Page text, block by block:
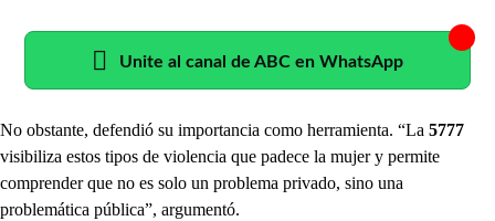
Unite al canal de ABC en WhatsApp
No obstante, defendió su importancia como herramienta. “La 5777
visibiliza estos tipos de violencia que padece la mujer y permite
comprender que no es solo un problema privado, sino una
problemática pública”, argumentó.